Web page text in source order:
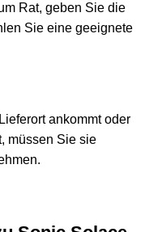
Rat, geben Sie die
Sie eine geeignete
ankommt oder
müssen Sie sie